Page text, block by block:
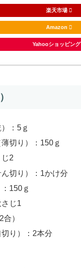
楽天市場
Amazon
Yahooショッピング
：5ｇ
切り）：150ｇ
2
切り）：1かけ分
150ｇ
じ1
）
り）：2本分